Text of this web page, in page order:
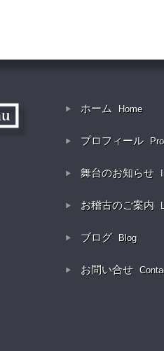
ホーム Home
プロフィール
舞台のお知らせ
お稽古のご案内
ブログ Blog
お問い合せ